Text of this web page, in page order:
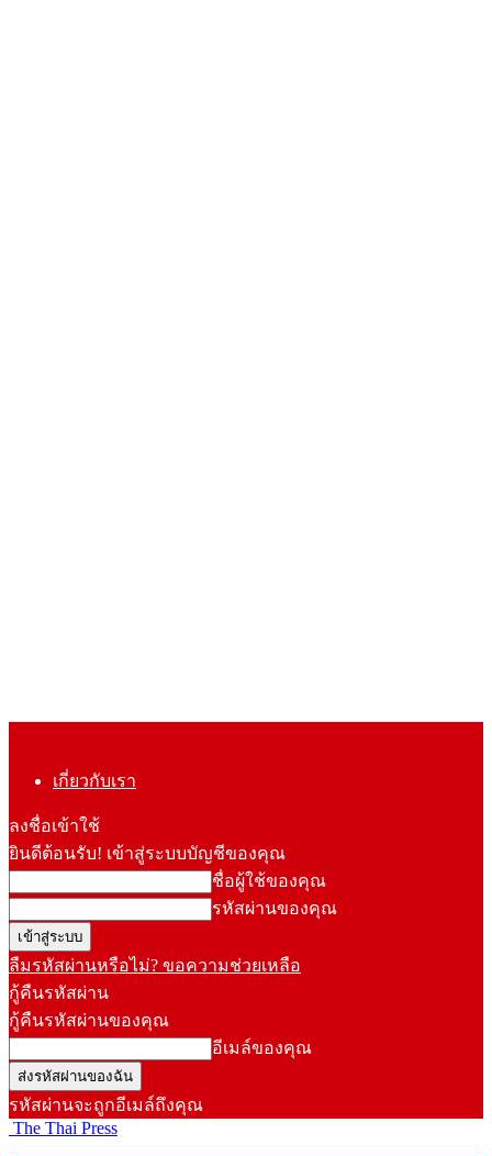
เกี่ยวกับเรา
ลงชื่อเข้าใช้
ยินดีต้อนรับ! เข้าสู่ระบบบัญชีของคุณ
ชื่อผู้ใช้ของคุณ
รหัสผ่านของคุณ
ลืมรหัสผ่านหรือไม่? ขอความช่วยเหลือ
กู้คืนรหัสผ่าน
กู้คืนรหัสผ่านของคุณ
อีเมล์ของคุณ
รหัสผ่านจะถูกอีเมล์ถึงคุณ
The Thai Press